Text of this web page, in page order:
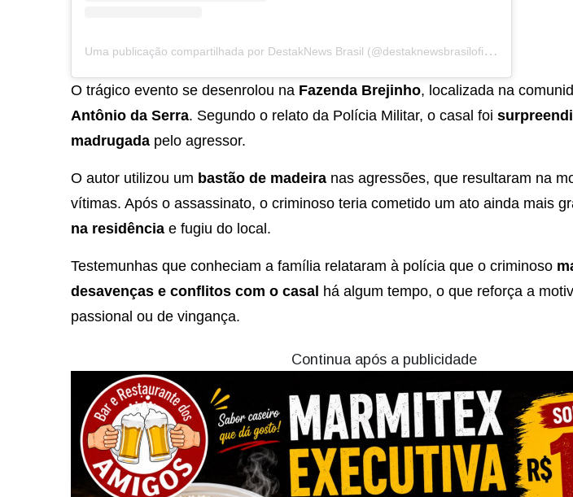
U
ma publicação compartilhada por DestakNews Brasil (@destaknewsbrasiloficial)
O trágico evento se desenrolou na Fazenda Brejinho, localizada na
Antônio da Serra. Segundo o relato da Polícia Militar, o casal foi
madrugada pelo agressor.
O autor utilizou um bastão de madeira nas agressões, que resultaram na
vítimas. Após o assassinato, o criminoso teria cometido um ato ainda mais
na residência e fugiu do local.
Testemunhas que conheciam a família relataram à polícia que o criminoso
desavenças e conflitos com o casal há algum tempo, o que reforça a
passional ou de vingança.
Continua após a publicidade